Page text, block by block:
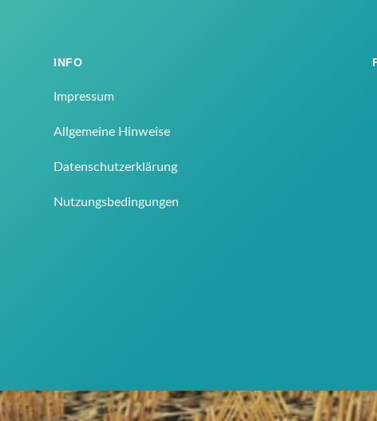
INFO
Impressum
Allgemeine Hinweise
Datenschutzerklärung
Nutzungsbedingungen